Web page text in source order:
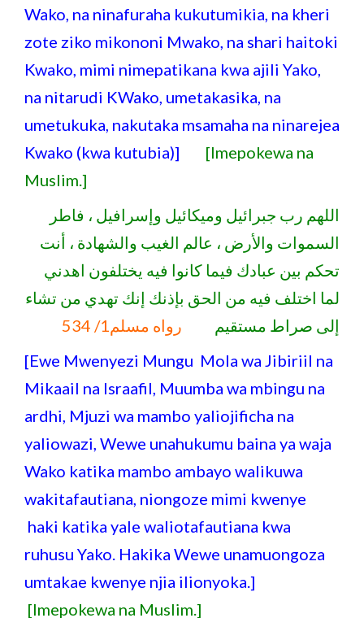
Wako, na ninafuraha kukutumikia, na kheri
zote ziko mikononi Mwako, na shari haitoki
Kwako, mimi nimepatikana kwa ajili Yako,
na nitarudi KWako, umetakasika, na
umetukuka, nakutaka msamaha na ninarejea
Kwako (kwa kutubia)] [Imepokewa na
Muslim.]
اللهم رب جبرائيل وميكائيل وإسرافيل ، فاطر
السموات والأرض ، عالم الغيب والشهادة ، أنت
تحكم بين عبادك فيما كانوا فيه يختلفون اهدني
لما اختلف فيه من الحق بإذنك إنك تهدي من تشاء
إلى صراط مستقيم رواه مسلم1/ 534
[Ewe Mwenyezi Mungu Mola wa Jibiriil na
Mikaail na Israafil, Muumba wa mbingu na
ardhi, Mjuzi wa mambo yaliojificha na
yaliowazi, Wewe unahukumu baina ya waja
Wako katika mambo ambayo walikuwa
wakitafautiana, niongoze mimi kwenye
haki katika yale waliotafautiana kwa
ruhusu Yako. Hakika Wewe unamuongoza
umtakae kwenye njia ilionyoka.]
[Imepokewa na Muslim.]